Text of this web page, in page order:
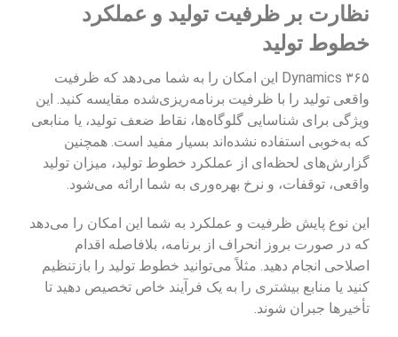
نظارت بر ظرفیت تولید و عملکرد
خطوط تولید
Dynamics ۳۶۵ این امکان را به شما می‌دهد که ظرفیت
واقعی تولید را با ظرفیت برنامه‌ریزی‌شده مقایسه کنید. این
ویژگی برای شناسایی گلوگاه‌ها، نقاط ضعف تولید، یا منابعی
که به‌خوبی استفاده نشده‌اند بسیار مفید است. همچنین
گزارش‌های لحظه‌ای از عملکرد خطوط تولید، میزان تولید
واقعی، توقفات، و نرخ بهره‌وری به شما ارائه می‌شود.
این نوع پایش ظرفیت و عملکرد به شما این امکان را می‌دهد
که در صورت بروز انحراف از برنامه، بلافاصله اقدام
اصلاحی انجام دهید. مثلاً می‌توانید خطوط تولید را بازتنظیم
کنید یا منابع بیشتری را به یک فرآیند خاص تخصیص دهید تا
تأخیرها جبران شوند.